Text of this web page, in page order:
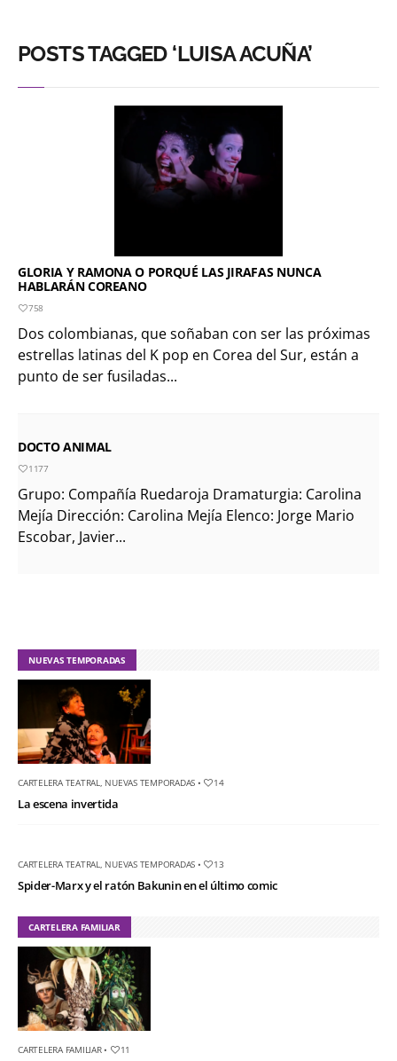
POSTS TAGGED ‘LUISA ACUÑA’
GLORIA Y RAMONA O PORQUÉ LAS JIRAFAS NUNCA
HABLARÁN COREANO
758
Dos colombianas, que soñaban con ser las próximas
estrellas latinas del K pop en Corea del Sur, están a
punto de ser fusiladas...
DOCTO ANIMAL
1177
Grupo: Compañía Ruedaroja Dramaturgia: Carolina
Mejía Dirección: Carolina Mejía Elenco: Jorge Mario
Escobar, Javier...
NUEVAS TEMPORADAS
CARTELERA TEATRAL NUEVAS TEMPORADAS • 14
La escena invertida
CARTELERA TEATRAL NUEVAS TEMPORADAS • 13
Spider-Marx y el ratón Bakunin en el último comic
CARTELERA FAMILIAR
CARTELERA FAMILIAR• 11